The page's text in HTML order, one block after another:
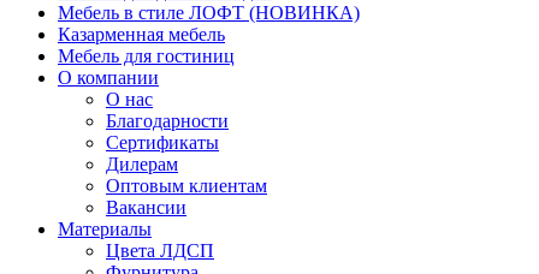
Мебель в стиле ЛОФТ (НОВИНКА)
Казарменная мебель
Мебель для гостиниц
О компании
О нас
Благодарности
Сертификаты
Дилерам
Оптовым клиентам
Вакансии
Материалы
Цвета ЛДСП